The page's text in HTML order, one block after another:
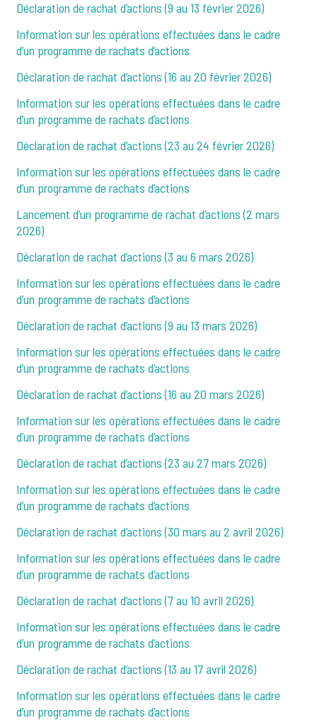
Déclaration de rachat d’actions (9 au 13 février 2026)
Information sur les opérations effectuées dans le cadre
d’un programme de rachats d’actions
Déclaration de rachat d’actions (16 au 20 février 2026)
Information sur les opérations effectuées dans le cadre
d’un programme de rachats d’actions
Déclaration de rachat d’actions (23 au 24 février 2026)
Information sur les opérations effectuées dans le cadre
d’un programme de rachats d’actions
Lancement d’un programme de rachat d’actions (2 mars
2026)
Déclaration de rachat d’actions (3 au 6 mars 2026)
Information sur les opérations effectuées dans le cadre
d’un programme de rachats d’actions
Déclaration de rachat d’actions (9 au 13 mars 2026)
Information sur les opérations effectuées dans le cadre
d’un programme de rachats d’actions
Déclaration de rachat d’actions (16 au 20 mars 2026)
Information sur les opérations effectuées dans le cadre
d’un programme de rachats d’actions
Déclaration de rachat d’actions (23 au 27 mars 2026)
Information sur les opérations effectuées dans le cadre
d’un programme de rachats d’actions
Déclaration de rachat d’actions (30 mars au 2 avril 2026)
Information sur les opérations effectuées dans le cadre
d’un programme de rachats d’actions
Déclaration de rachat d’actions (7 au 10 avril 2026)
Information sur les opérations effectuées dans le cadre
d’un programme de rachats d’actions
Déclaration de rachat d’actions (13 au 17 avril 2026)
Information sur les opérations effectuées dans le cadre
d’un programme de rachats d’actions